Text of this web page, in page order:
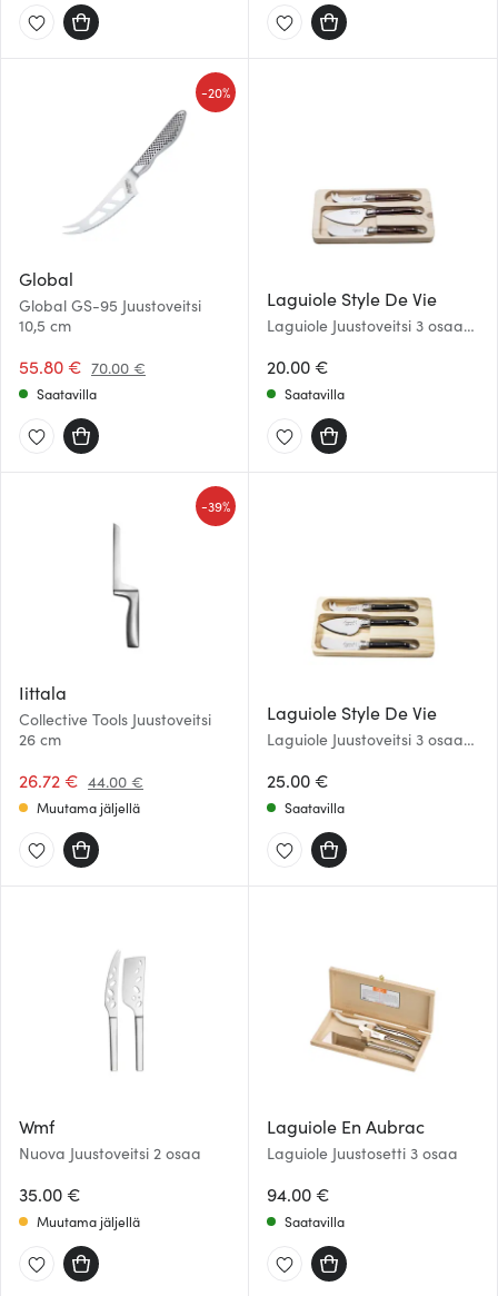
Global
Global GS-95 Juustoveitsi
10,5 cm
55.80 € 70.00 €
-20%
Saatavilla
Laguiole Style De Vie
Laguiole Juustoveitsi 3 osaa
20.00 €
Saatavilla
Iittala
Collective Tools Juustoveitsi
26 cm
26.72 € 44.00 €
-39%
Muutama jäljellä
Laguiole Style De Vie
Laguiole Juustoveitsi 3 osaa
25.00 €
Saatavilla
Wmf
Nuova Juustoveitsi 2 osaa
35.00 €
Muutama jäljellä
Laguiole En Aubrac
Laguiole Juustosetti 3 osaa
94.00 €
Saatavilla